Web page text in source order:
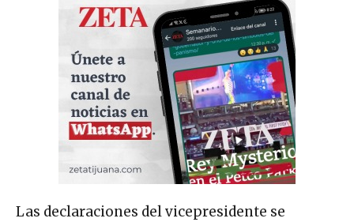
Las declaraciones del vicepresidente se